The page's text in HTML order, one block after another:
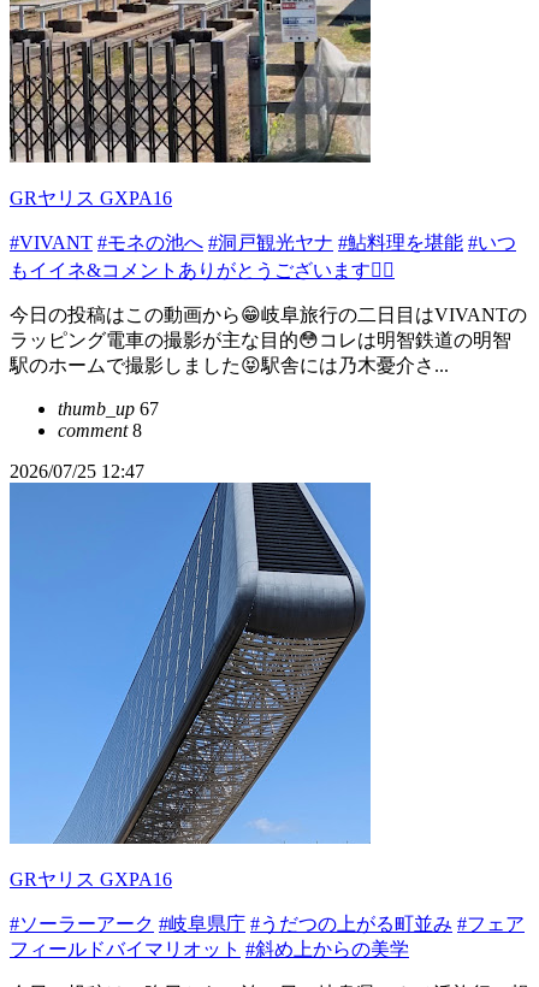
GRヤリス GXPA16
#VIVANT #モネの池へ #洞戸観光ヤナ #鮎料理を堪能 #いつ
もイイネ&コメントありがとうございます🙇‍♂️
今日の投稿はこの動画から😁岐阜旅行の二日目はVIVANTの
ラッピング電車の撮影が主な目的😳コレは明智鉄道の明智
駅のホームで撮影しました😝駅舎には乃木憂介さ...
thumb_up 67
comment8
2026/07/25 12:47
GRヤリス GXPA16
#ソーラーアーク #岐阜県庁 #うだつの上がる町並み #フェア
フィールドバイマリオット #斜め上からの美学